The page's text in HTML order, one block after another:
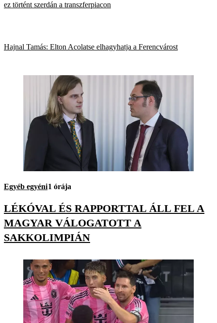
ez történt szerdán a transzferpiacon
Hajnal Tamás: Elton Acolatse elhagyhatja a Ferencvárost
Egyéb egyéni1 órája
LÉKÓVAL ÉS RAPPORTTAL ÁLL FEL A
MAGYAR VÁLOGATOTT A
SAKKOLIMPIÁN